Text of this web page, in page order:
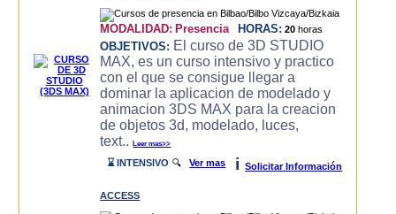
MODALIDAD: Presencia HORAS: 20 horas
OBJETIVOS: El curso de 3D STUDIO
MAX, es un curso intensivo y practico
con el que se consigue llegar a
dominar la aplicacion de modelado y
animacion 3DS MAX para la creacion
de objetos 3d, modelado, luces,
text..Leer mas>>
⌛ INTENSIVO 🔍Ver mas i Solicitar Información
ACCESS